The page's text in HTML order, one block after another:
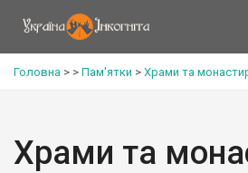
Головна > > Пам'ятки > Храми та
Храми та